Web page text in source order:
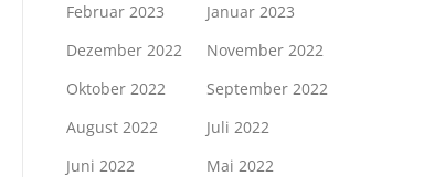
Februar 2023
Januar 2023
Dezember 2022
November 2022
Oktober 2022
September 2022
August 2022
Juli 2022
Juni 2022
Mai 2022